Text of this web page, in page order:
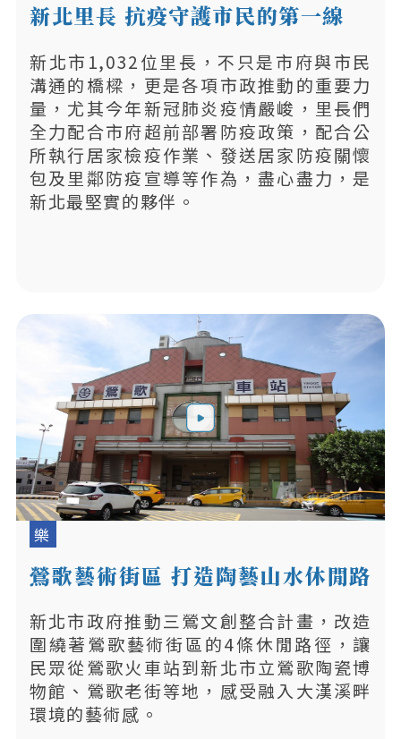
新北里長 抗疫守護市民的第一線
新北市1,032位里長，不只是市府與市民
溝通的橋樑，更是各項市政推動的重要力
量，尤其今年新冠肺炎疫情嚴峻，里長們
全力配合市府超前部署防疫政策，配合公
所執行居家檢疫作業、發送居家防疫關懷
包及里鄰防疫宣導等作為，盡心盡力，是
新北最堅實的夥伴。
樂
鶯歌藝術街區 打造陶藝山水休閒路
新北市政府推動三鶯文創整合計畫，改造
圍繞著鶯歌藝術街區的4條休閒路徑，讓
民眾從鶯歌火車站到新北市立鶯歌陶瓷博
物館、鶯歌老街等地，感受融入大漢溪畔
環境的藝術感。